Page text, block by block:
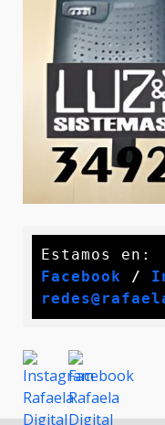
Facebook /